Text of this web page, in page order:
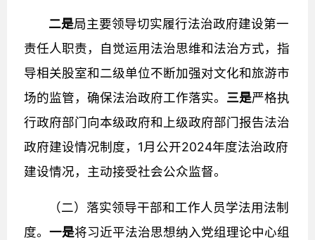
二是局主要领导切实履行法治政府建设第一
责任人职责，自觉运用法治思维和法治方式，指
导相关股室和二级单位不断加强对文化和旅游市
场的监管，确保法治政府工作落实。 三是严格执
行政府部门向本级政府和上级政府部门报告法治
政府建设情况制度，1月公开2024年度法治政府
建设情况，主动接受社会公众监督。
（二）落实领导干部和工作人员学法用法制
度。 一是将习近平法治思想纳入党组理论中心组